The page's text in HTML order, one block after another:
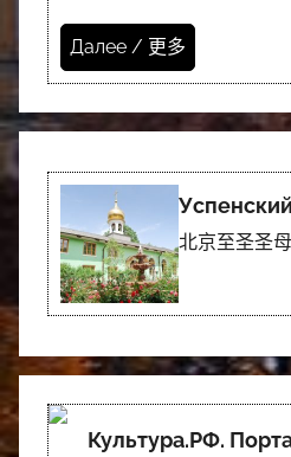
Далее / 更多
北京至圣圣
Культура.РФ.